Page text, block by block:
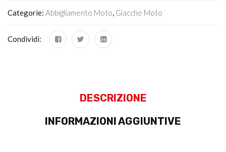
Categorie: Abbigliamento Moto, Giacche Moto
Condividi:
DESCRIZIONE
INFORMAZIONI AGGIUNTIVE